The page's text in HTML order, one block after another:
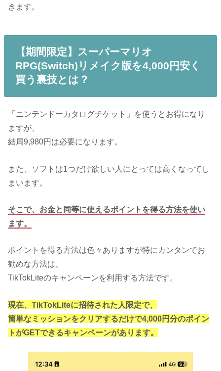
きます。
【期間限定】スーパーマリオ
RPG(Switch)リメイク版を4,000円安く
買う裏技とは？
「ニンテンドーカタログチケット」を使うとお得になり
ますが、
結局9,980円は必要になります。
また、ソフトは1つだけ欲しい人にとっては高くなってし
まいます。
そこで、お金と同等に使えるポイントを得る方法を使い
ます。
ポイントを得る方法は色々ありますが特にカンタンでお
勧めな方法は、
TikTokLiteのキャンペーンを利用する方法です。
現在、TikTokLiteに招待された人限定で、
簡単なミッションをクリアするだけで4,000円分のポイン
トがGETできるキャンペーンがあります。